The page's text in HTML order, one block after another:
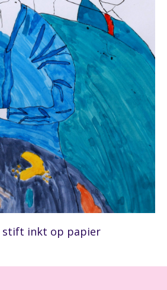
stift inkt op papier